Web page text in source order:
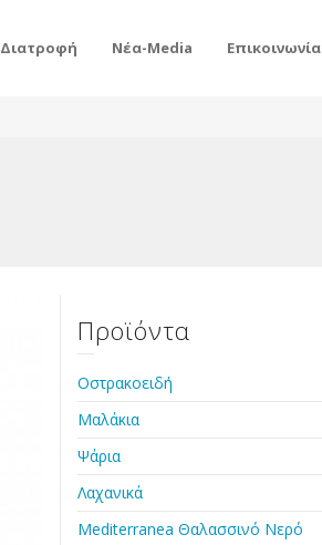
Διατροφή Νέα-Media Επικοινωνία
Προϊόντα
Οστρακοειδή
Μαλάκια
Ψάρια
Λαχανικά
Mediterranea Θαλασσινό Νερό